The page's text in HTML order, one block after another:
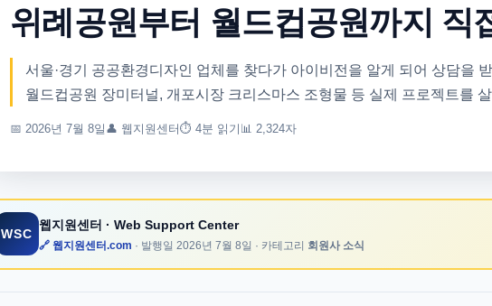
위례공원부터 월드컵공원까지 직
서울·경기 공공환경디자인 업체를 찾다가 아이비전을 알게 되어 상담을
월드컵공원 장미터널, 개포시장 크리스마스 조형물 등 실제 프로젝트를
📅 2026년 7월 8일 👤 웹지원센터⏱ 4분 읽기 📊 2,324자
WSC
웹지원센터 · Web Support Center
🔗 웹지원센터.com · 발행일 2026년 7월 8일 · 카테고리 회원사 소식